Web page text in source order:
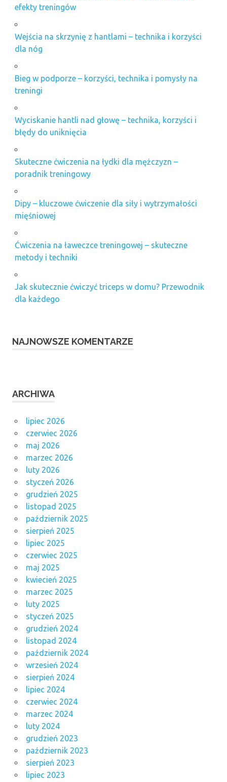
efekty treningów
Wejścia na skrzynię z hantlami – technika i korzyści
dla nóg
Bieg w podporze – korzyści, technika i pomysły na
treningi
Wyciskanie hantli nad głowę – technika, korzyści i
błędy do uniknięcia
Skuteczne ćwiczenia na łydki dla mężczyzn –
poradnik treningowy
Dipy – kluczowe ćwiczenie dla siły i wytrzymałości
mięśniowej
Ćwiczenia na ławeczce treningowej – skuteczne
metody i techniki
Jak skutecznie ćwiczyć triceps w domu? Przewodnik
dla każdego
NAJNOWSZE KOMENTARZE
ARCHIWA
lipiec 2026
czerwiec 2026
maj 2026
marzec 2026
luty 2026
styczeń 2026
grudzień 2025
listopad 2025
październik 2025
sierpień 2025
lipiec 2025
czerwiec 2025
maj 2025
kwiecień 2025
marzec 2025
luty 2025
styczeń 2025
grudzień 2024
listopad 2024
październik 2024
wrzesień 2024
sierpień 2024
lipiec 2024
czerwiec 2024
marzec 2024
luty 2024
grudzień 2023
październik 2023
sierpień 2023
lipiec 2023